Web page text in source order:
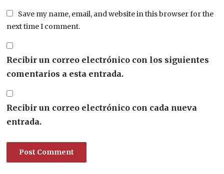
Save my name, email, and website in this browser for the
next time I comment.
Recibir un correo electrónico con los siguientes
comentarios a esta entrada.
Recibir un correo electrónico con cada nueva
entrada.